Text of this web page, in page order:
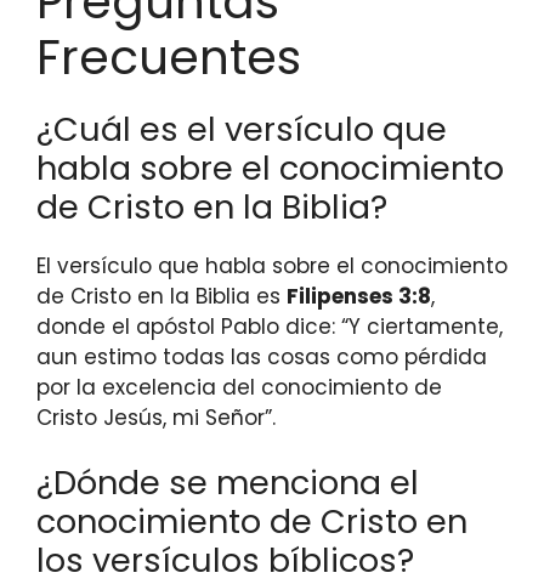
Frecuentes
¿Cuál es el versículo que
habla sobre el conocimiento
de Cristo en la Biblia?
El versículo que habla sobre el conocimiento
de Cristo en la Biblia es Filipenses 3:8,
donde el apóstol Pablo dice: “Y ciertamente,
aun estimo todas las cosas como pérdida
por la excelencia del conocimiento de
Cristo Jesús, mi Señor”.
¿Dónde se menciona el
conocimiento de Cristo en
los versículos bíblicos?